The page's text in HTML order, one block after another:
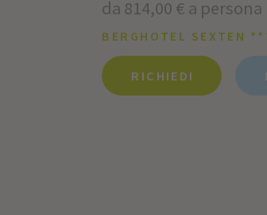
da 814,00 € a persona
BERGHOTEL SEXTEN
RICHIEDI